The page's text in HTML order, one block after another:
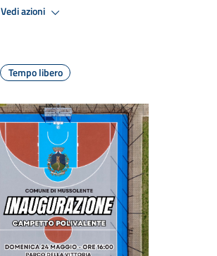
Vedi azioni
Tempo libero